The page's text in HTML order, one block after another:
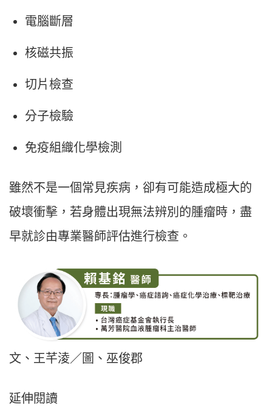
電腦斷層
核磁共振
切片檢查
分子檢驗
免疫組織化學檢測
雖然不是一個常見疾病，卻有可能造成極大的
破壞衝擊，若身體出現無法辨別的腫瘤時，盡
早就診由專業醫師評估進行檢查。
文、王芊淩／圖、巫俊郡
延伸閱讀